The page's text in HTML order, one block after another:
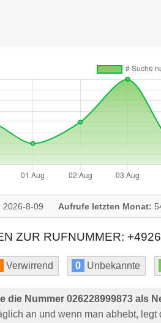
2026-8-09 Aufrufe letzten Monat:
ZUR RUFNUMMER:
Verwirrend 0 Unbekannte
die Nummer 026228999873 als
an und wenn man abhebt, legt